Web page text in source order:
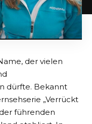
der vielen
dürfte. Bekannt
„Verrückt
führenden